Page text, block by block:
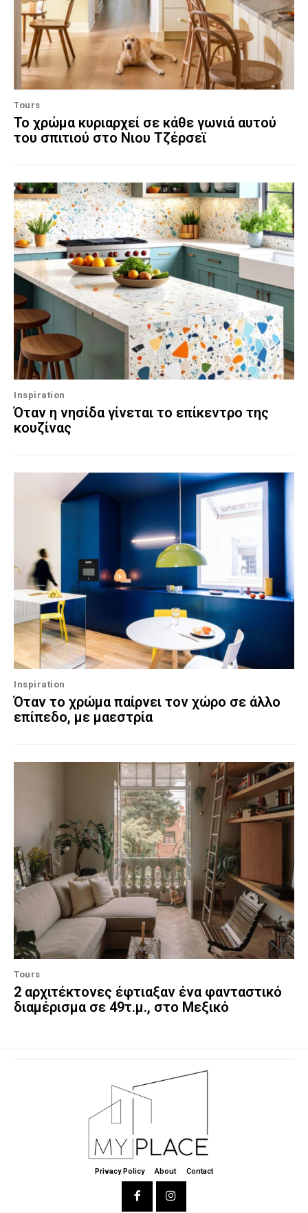
Tours
Το χρώμα κυριαρχεί σε κάθε γωνιά αυτού
του σπιτιού στο Νιου Τζέρσεϊ
Inspiration
Όταν η νησίδα γίνεται το επίκεντρο της
κουζίνας
Inspiration
Όταν το χρώμα παίρνει τον χώρο σε άλλο
επίπεδο, με μαεστρία
Tours
2 αρχιτέκτονες έφτιαξαν ένα φανταστικό
διαμέρισμα σε 49τ.μ., στο Μεξικό
Privacy Policy About Contact